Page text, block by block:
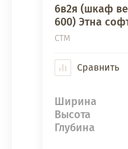
6в2я (шкаф
600) Этна
СТМ
Сравнить
Ширина
Высота
Глубина